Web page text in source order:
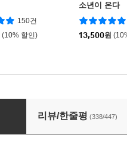
150건
(10% 할인)
소년이 온다
13,500원
리뷰/한줄평 (338/447)